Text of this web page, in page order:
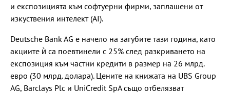
и експозицията към софтуерни фирми, заплашени от
изкуствения интелект (AI).
Deutsche Bank AG е начело на загубите тази година, като
акциите ѝ са поевтинели с 25% след разкриването на
експозиция към частни кредити в размер на 26 млрд.
евро (30 млрд. долара). Цените на книжата на UBS Group
AG, Barclays Plc и UniCredit SpA също отбелязват